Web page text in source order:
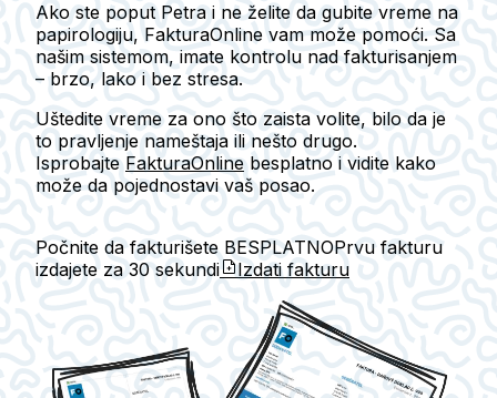
Ako ste poput Petra i ne želite da gubite vreme na
papirologiju, FakturaOnline vam može pomoći. Sa
našim sistemom, imate kontrolu nad fakturisanjem
– brzo, lako i bez stresa.
Uštedite vreme za ono što zaista volite, bilo da je
to pravljenje nameštaja ili nešto drugo.
Isprobajte FakturaOnline besplatno i vidite kako
može da pojednostavi vaš posao.
Počnite da fakturišete BESPLATNOPrvu fakturu
izdajete za 30 sekundi Izdati fakturu